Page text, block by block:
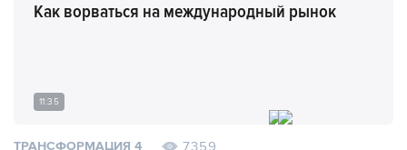
Как ворваться на международный рынок
11:35
ТРАНСФОРМАЦИЯ 4 7359